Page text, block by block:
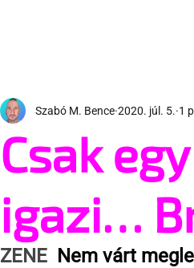
Csak
igazi…
Szabó M. Bence 2020. júl. 5. 1
ZENE
Nem várt